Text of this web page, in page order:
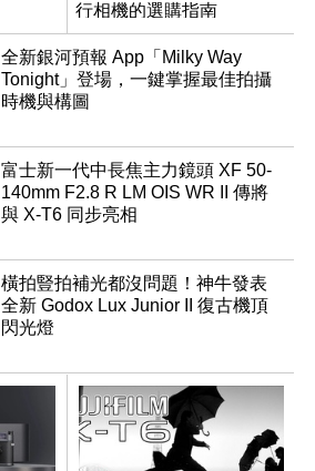
行相機的選購指南
全新銀河預報 App「Milky Way
Tonight」登場，一鍵掌握最佳拍攝
時機與構圖
富士新一代中長焦主力鏡頭 XF 50-
140mm F2.8 R LM OIS WR II 傳將
與 X-T6 同步亮相
橫拍豎拍補光都沒問題！神牛發表
全新 Godox Lux Junior II 復古機頂
閃光燈